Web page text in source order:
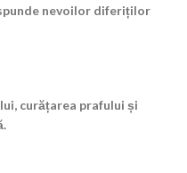
nevoilor diferiților
curățarea prafului și